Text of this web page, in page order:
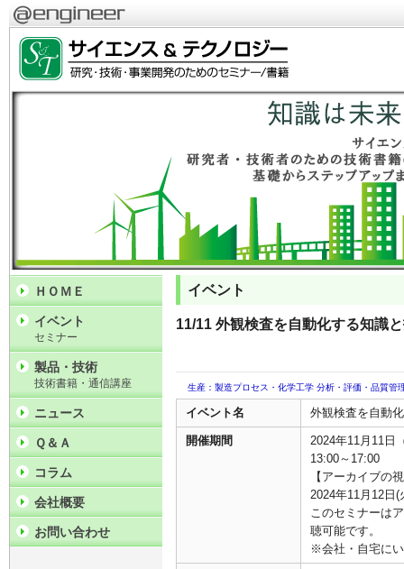
イベント
11/11 外観検査を自動化する知識
生産：製造プロセス・化学工学 分析・評価・品質管
イベント名 外観検査を自動
開催期間
2024年11月11日
13:00～17:00
【アーカイブの
2024年11月12日(
このセミナーは
聴可能です。
※会社・自宅に
ＨＯＭＥ
イベント
セミナー
製品・技術
技術書籍・通信講座
ニュース
Ｑ＆Ａ
コラム
会社概要
お問い合わせ